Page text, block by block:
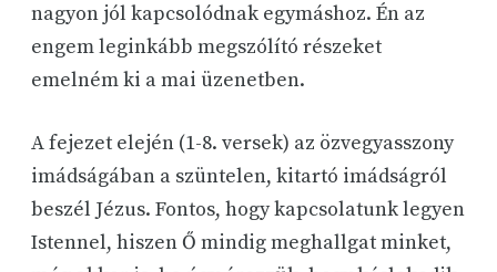
nagyon jól kapcsolódnak egymáshoz. Én az
engem leginkább megszólító részeket
emelném ki a mai üzenetben.
A fejezet elején (1-8. versek) az özvegyasszony
imádságában a szüntelen, kitartó imádságról
beszél Jézus. Fontos, hogy kapcsolatunk legyen
Istennel, hiszen Ő mindig meghallgat minket,